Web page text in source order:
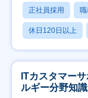
正社員採用 職
休日120日以上
ITカスタマー
ルギー分野知